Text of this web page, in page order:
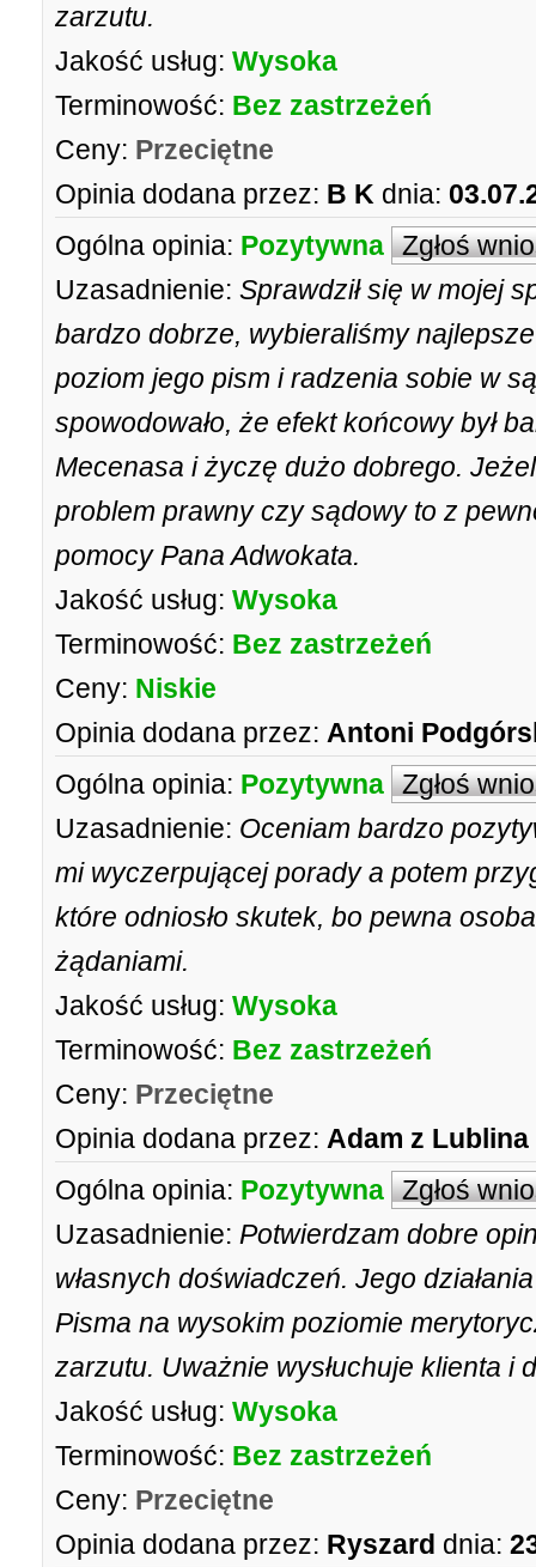
zarzutu.
Jakość usług: Wysoka
Terminowość: Bez zastrzeżeń
Ceny: Przeciętne
Opinia dodana przez: B K dnia:
Ogólna opinia: Pozytywna Zgłoś
Uzasadnienie: Sprawdził się w mojej
bardzo dobrze, wybieraliśmy
poziom jego pism i radzenia sobie w
spowodowało, że efekt końcowy był
Mecenasa i życzę dużo dobrego.
problem prawny czy sądowy to z
pomocy Pana Adwokata.
Jakość usług: Wysoka
Terminowość: Bez zastrzeżeń
Ceny: Niskie
Opinia dodana przez: Antoni
Ogólna opinia: Pozytywna Zgłoś
Uzasadnienie: Oceniam bardzo
mi wyczerpującej porady a potem
które odniosło skutek, bo pewna
żądaniami.
Jakość usług: Wysoka
Terminowość: Bez zastrzeżeń
Ceny: Przeciętne
Opinia dodana przez: Adam z Lublina
Ogólna opinia: Pozytywna Zgłoś
Uzasadnienie: Potwierdzam dobre
własnych doświadczeń. Jego
Pisma na wysokim poziomie
zarzutu. Uważnie wysłuchuje klienta i
Jakość usług: Wysoka
Terminowość: Bez zastrzeżeń
Ceny: Przeciętne
Opinia dodana przez: Ryszard dnia: